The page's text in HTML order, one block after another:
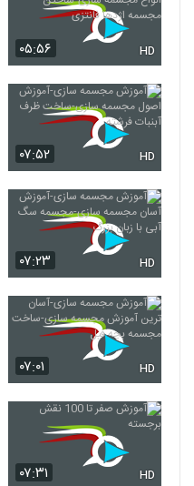
۰۵:۵۶ HD
۰۷:۵۲ HD
۰۷:۲۳ HD
۰۷:۰۱ HD
۰۷:۳۱ HD